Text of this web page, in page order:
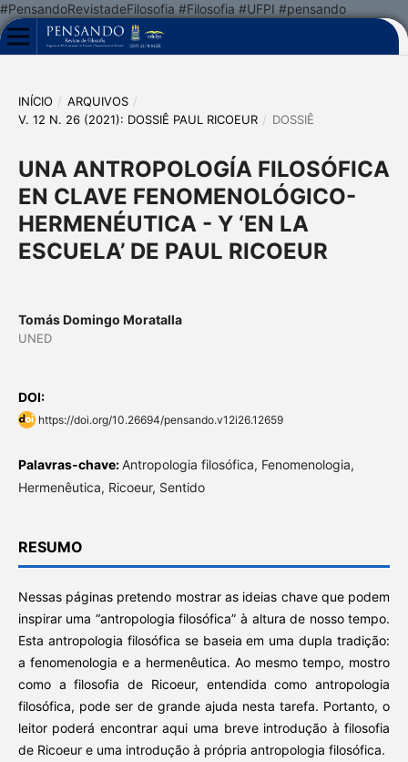
#PensandoRevistadeFilosofia #Filosofia #UFPI #pensando
INÍCIO / ARQUIVOS /
V. 12 N. 26 (2021): DOSSIÊ PAUL RICOEUR / DOSSIÊ
UNA ANTROPOLOGÍA FILOSÓFICA
EN CLAVE FENOMENOLÓGICO-
HERMENÉUTICA - Y ‘EN LA
ESCUELA’ DE PAUL RICOEUR
Tomás Domingo Moratalla
UNED
DOI:
https://doi.org/10.26694/pensando.v12i26.12659
Palavras-chave:Antropologia filosófica, Fenomenologia,
Hermenêutica, Ricoeur, Sentido
RESUMO
Nessas páginas pretendo mostrar as ideias chave que podem
inspirar uma “antropologia filosófica” à altura de nosso tempo.
Esta antropologia filosófica se baseia em uma dupla tradição:
a fenomenologia e a hermenêutica. Ao mesmo tempo, mostro
como a filosofia de Ricoeur, entendida como antropologia
filosófica, pode ser de grande ajuda nesta tarefa. Portanto, o
leitor poderá encontrar aqui uma breve introdução à filosofia
de Ricoeur e uma introdução à própria antropologia filosófica.